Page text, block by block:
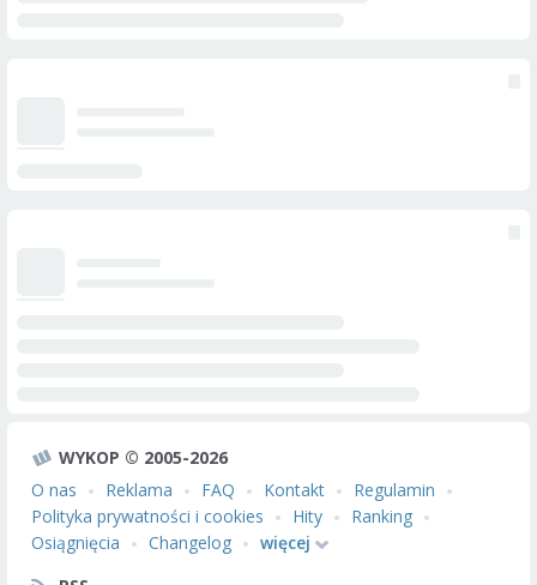
WYKOP © 2005-2026
O nas
Reklama FAQ Kontakt
Regulamin
Polityka prywatności i cookies
Hity
Ranking
Osiągnięcia
Changelog
więcej